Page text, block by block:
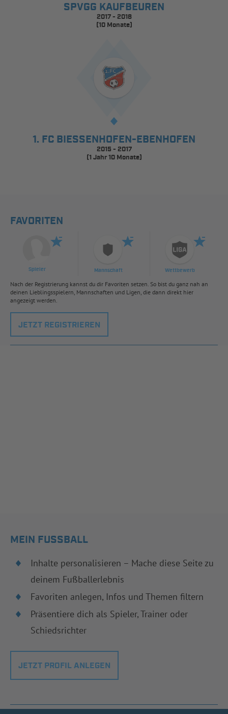
SPVGG KAUFBEUREN
2017 - 2018
(10 Monate)
1. FC BIESSENHOFEN-EBENHOFEN
2015 - 2017
(1 Jahr 10 Monate)
FAVORITEN
Spieler Mannschaft Wettbewerb
Nach der Registrierung kannst du dir Favoriten setzen. So bist du ganz nah an
deinen Lieblingsspielern, Mannschaften und Ligen, die dann direkt hier
angezeigt werden.
JETZT REGISTRIEREN
MEIN FUSSBALL
Inhalte personalisieren – Mache diese Seite zu
deinem Fußballerlebnis
Favoriten anlegen, Infos und Themen filtern
Präsentiere dich als Spieler, Trainer oder
Schiedsrichter
JETZT PROFIL ANLEGEN